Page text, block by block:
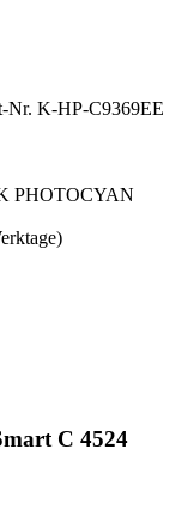
Nr. K-HP-C9369EE
PHOTOCYAN
C 4524